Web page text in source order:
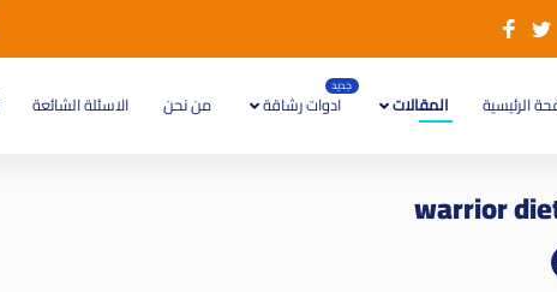
الرئيسية
(current) المقالات
جديد
ادوات رشاقة من نحن الاسئلة الشائعة